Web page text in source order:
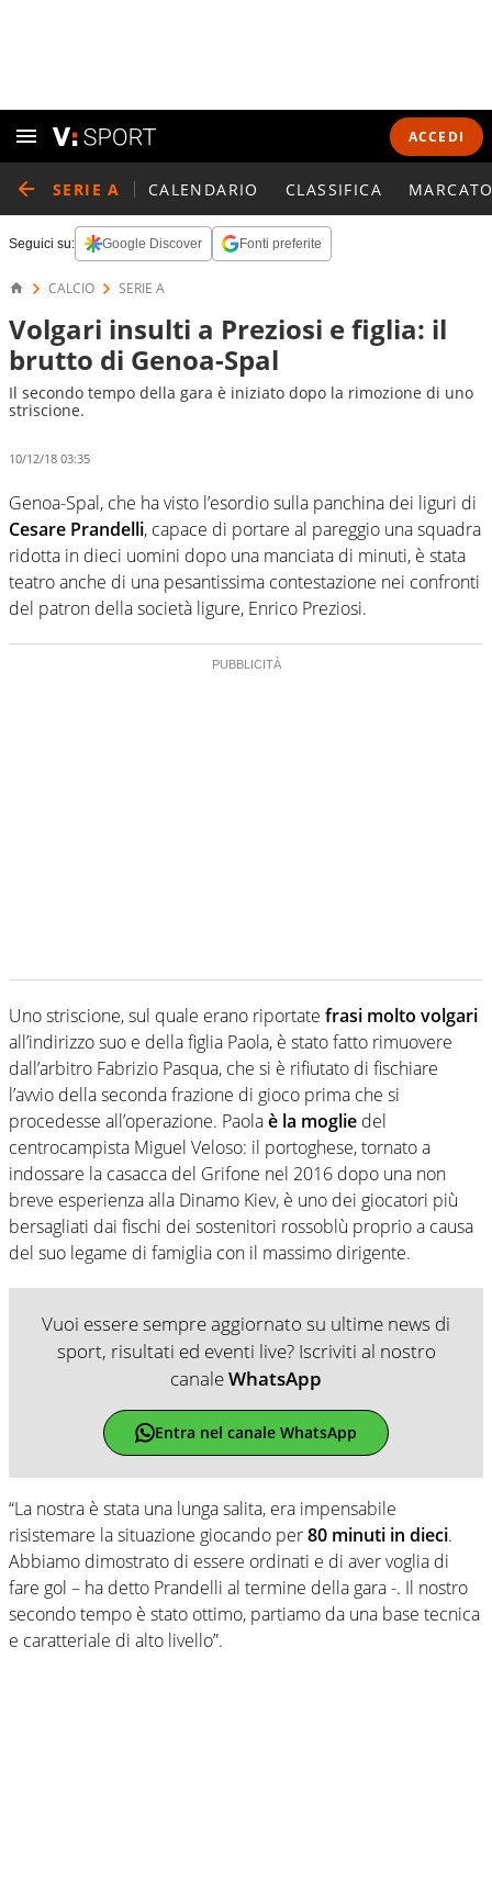
ACCEDI
SERIE A CALENDARIO CLASSIFICA
Seguici su: Google Discover Fonti preferite
CALCIO SERIE A
Volgari insulti a Preziosi e figlia: il
brutto di Genoa-Spal
Il secondo tempo della gara è iniziato dopo la rimozione di uno
striscione.
10/12/18 03:35
Genoa-Spal, che ha visto l’esordio sulla panchina dei liguri di
Cesare Prandelli, capace di portare al pareggio una squadra
ridotta in dieci uomini dopo una manciata di minuti, è stata
teatro anche di una pesantissima contestazione nei confronti
del patron della società ligure, Enrico Preziosi.
Uno striscione, sul quale erano riportate frasi molto volgari
all’indirizzo suo e della figlia Paola, è stato fatto rimuovere
dall’arbitro Fabrizio Pasqua, che si è rifiutato di fischiare
l’avvio della seconda frazione di gioco prima che si
procedesse all’operazione. Paolaè la moglie del
centrocampista Miguel Veloso: il portoghese, tornato a
indossare la casacca del Grifone nel 2016 dopo una non
breve esperienza alla Dinamo Kiev, è uno dei giocatori più
bersagliati dai fischi dei sostenitori rossoblù proprio a causa
del suo legame di famiglia con il massimo dirigente.
Vuoi essere sempre aggiornato su ultime news di
sport, risultati ed eventi live? Iscriviti al nostro
canaleWhatsApp
Entra nel canale WhatsApp
“La nostra è stata una lunga salita, era impensabile
risistemare la situazione giocando per80 minuti in dieci.
Abbiamo dimostrato di essere ordinati e di aver voglia di
fare gol – ha detto Prandelli al termine della gara -. Il nostro
secondo tempo è stato ottimo, partiamo da una base tecnica
e caratteriale di alto livello”.